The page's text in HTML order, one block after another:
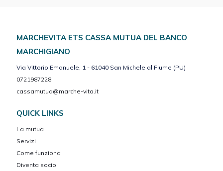
MARCHEVITA ETS CASSA MUTUA DEL BANCO
MARCHIGIANO
Via Vittorio Emanuele, 1 - 61040 San Michele al Fiume (PU)
0721987228
cassamutua@marche-vita.it
QUICK LINKS
La mutua
Servizi
Come funziona
Diventa socio